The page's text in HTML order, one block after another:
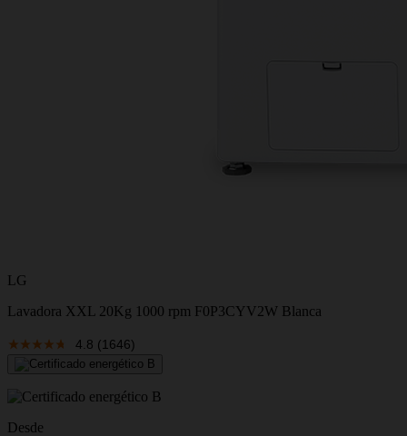
LG
Lavadora XXL 20Kg 1000 rpm F0P3CYV2W Blanca
4.8 (1646)
Desde